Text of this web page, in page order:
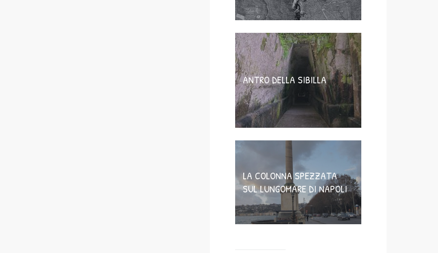
ANTRO DELLA SIBILLA
LA COLONNA SPEZZATA
SUL LUNGOMARE DI NAPOLI